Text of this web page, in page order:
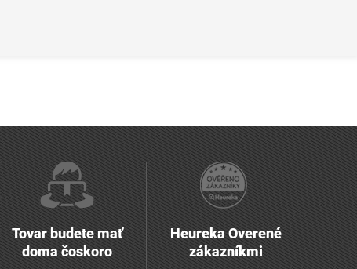
Tovar budete mať
doma čoskoro
Heureka Overené
zákazníkmi